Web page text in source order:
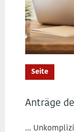
Seite
Anträge
...